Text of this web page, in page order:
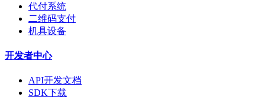
代付系统
二维码支付
机具设备
开发者中心
API开发文档
SDK下载